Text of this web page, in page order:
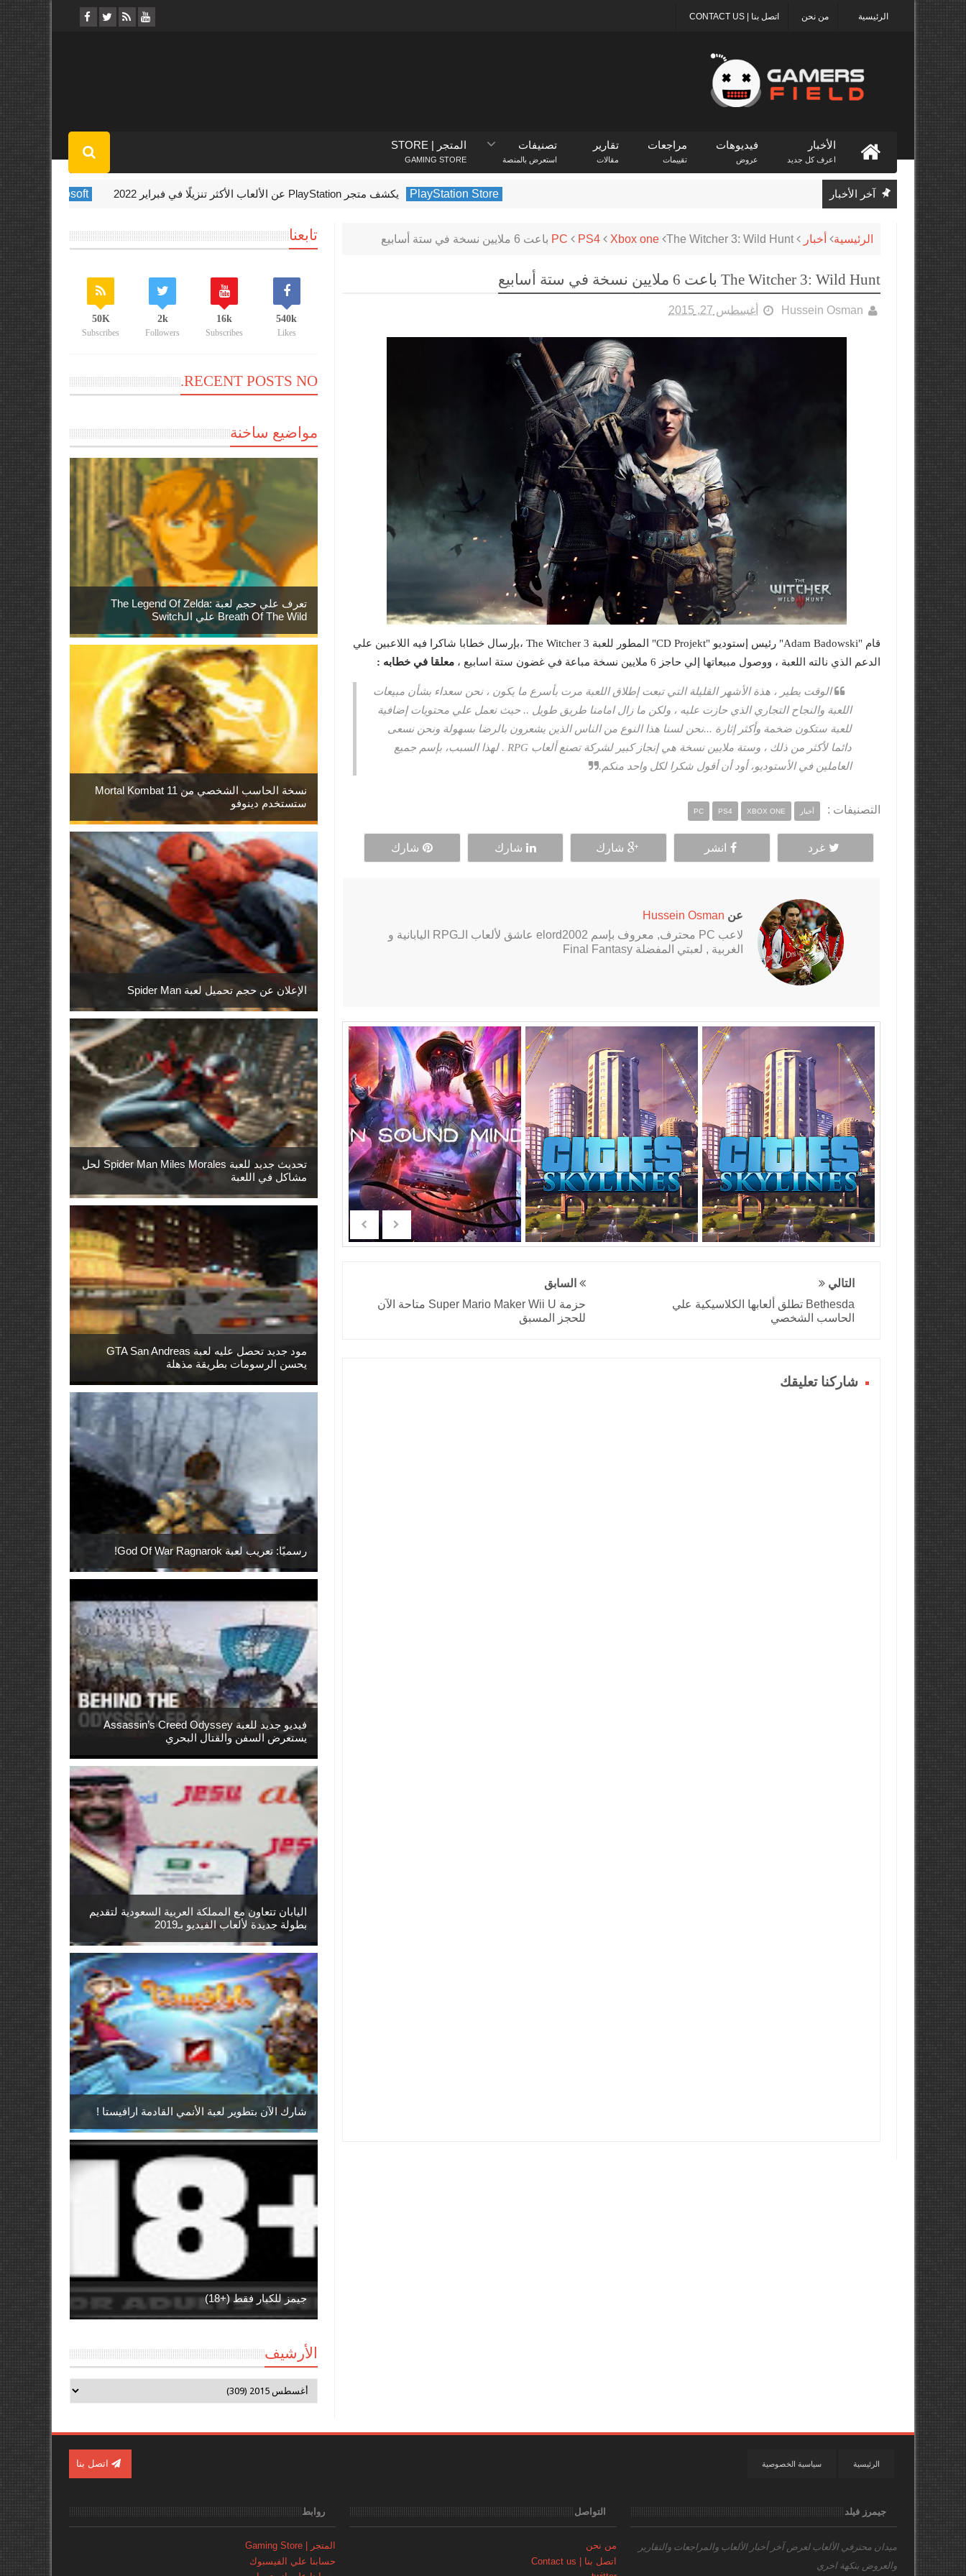
اتصل بنا | CONTACT US من نحن الرئيسية
الأخبار
اعرف كل جديد
فيديوهات
عروض
مراجعات
تقييمات
تقارير
مقالات
تصنيفات
استعرض بالمنصة
المتجر | STORE
GAMING STORE
آخر الأخبار PlayStation Store يكشف متجر PlayStation عن الألعاب الأكثر تنزيلًا في فبراير 2022 Microsoft Xbox تستضيف حدث Indie Showcase الأسبوع المقبل
الرئيسية أخبار PC PS4 Xbox one The Witcher 3: Wild Hunt باعت 6 ملايين نسخة في ستة أسابيع
The Witcher 3: Wild Hunt باعت 6 ملايين نسخة في ستة أسابيع
Hussein Osman أغسطس 27, 2015
قام "Adam Badowski" رئيس إستوديو "CD Projekt" المطور للعبة The Witcher 3 ،بإرسال خطابا شاكرا فيه اللاعبين علي
الدعم الذي نالته اللعبة ، ووصول مبيعاتها إلي حاجز 6 ملايين نسخة مباعة في غضون ستة اسابيع ،
معلقا في خطابه :
الوقت يطير ، هذة الأشهر القليلة التي تبعت إطلاق اللعبة مرت بأسرع ما يكون ، نحن سعداء بشأن مبيعات
اللعبة والنجاح التجاري الذي حازت عليه ، ولكن ما زال امامنا طريق طويل .. حيث نعمل علي محتويات إضافية
للعبة ستكون ضخمة وأكثر إثارة ...نحن لسنا هذا النوع من الناس الذين يشعرون بالرضا بسهولة ونحن نسعى
دائما لأكثر من ذلك ، وستة ملايين نسخة هي إنجاز كبير لشركة تصنع ألعاب RPG . لهذا السبب، بإسم جميع
العاملين في الأستوديو، أود أن أقول شكرا لكل واحد منكم.
التصنيفات : أخبار PC PS4 XBOX ONE
غرد انشر شارك شارك شارك
عن Hussein Osman
لاعب PC محترف, معروف بإسم elord2002 عاشق لألعاب الـRPG اليابانية و
الغربية , لعبتي المفضلة Final Fantasy
التالي
Bethesda تطلق ألعابها الكلاسيكية علي
الحاسب الشخصي
السابق
حزمة Super Mario Maker Wii U متاحة الآن
للحجز المسبق
شاركنا تعليقك
تابعنا
540k
Likes
16k
Subscribes
2k
Followers
50K
Subscribes
RECENT POSTS NO.
مواضيع ساخنة
تعرف علي حجم لعبة The Legend Of Zelda:
Breath Of The Wild علي الـSwitch
نسخة الحاسب الشخصي من Mortal Kombat 11
ستستخدم دينوفو
الإعلان عن حجم تحميل لعبة Spider Man
تحديث جديد للعبة Spider Man Miles Morales لحل
مشاكل في اللعبة
مود جديد تحصل عليه لعبة GTA San Andreas
يحسن الرسومات بطريقة مذهلة
رسميًا: تعريب لعبة God Of War Ragnarok!
فيديو جديد للعبة Assassin’s Creed Odyssey
يستعرض السفن والقتال البحري
اليابان تتعاون مع المملكة العربية السعودية لتقديم
بطولة جديدة لألعاب الفيديو بـ2019
شارك الآن بتطوير لعبة الأنمي القادمة ارافيستا !
جيمز للكبار فقط (+18)
الأرشيف
سياسية الخصوصية الرئيسية اتصل بنا
جيمرز فيلد
ميدان محترفي الألعابلعرض آخر أخبار الألعاب والمراجعات والتقارير
والعروض بنكهة اخري
التواصل
من نحن
اتصل بنا | Contact us
روابط
المتجر | Gaming Store
حسابنا علي الفيسبوك